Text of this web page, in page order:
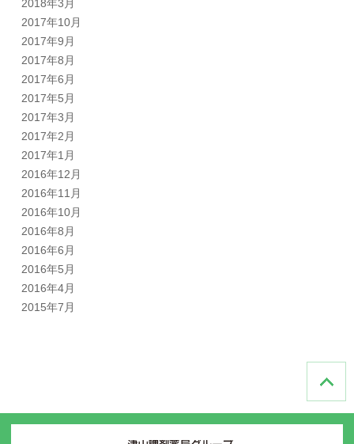
2018年3月
2017年10月
2017年9月
2017年8月
2017年6月
2017年5月
2017年3月
2017年2月
2017年1月
2016年12月
2016年11月
2016年10月
2016年8月
2016年6月
2016年5月
2016年4月
2015年7月